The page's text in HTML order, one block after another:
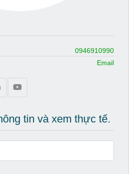
0946910990
Email
tin và xem thực tế.